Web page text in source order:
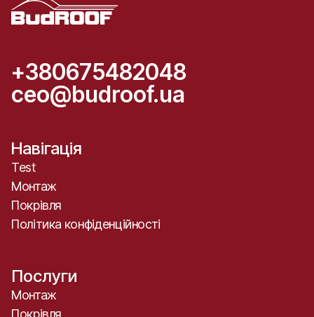
+380675482048
ceo@budroof.ua
Навігація
Test
Монтаж
Покрівля
Політика конфіденційності
Послуги
Монтаж
Покрівля